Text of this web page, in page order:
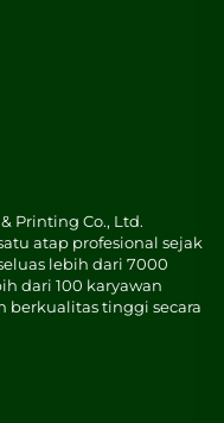
Printing Co., Ltd.
atap profesional sejak
lebih dari 7000
dari 100 karyawan
berkualitas tinggi secara